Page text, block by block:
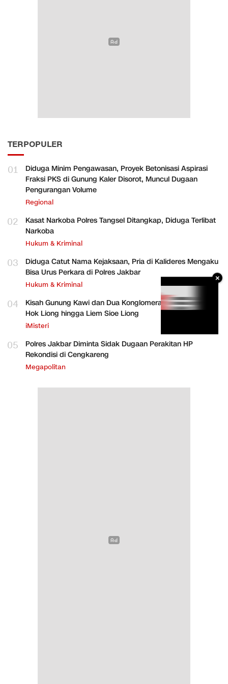
TERPOPULER
01
Diduga Minim Pengawasan, Proyek Betonisasi Aspirasi
Fraksi PKS di Gunung Kaler Disorot, Muncul Dugaan
Pengurangan Volume
Regional
02
Kasat Narkoba Polres Tangsel Ditangkap, Diduga Terlibat
Narkoba
Hukum & Kriminal
03
Diduga Catut Nama Kejaksaan, Pria di Kalideres Mengaku
Bisa Urus Perkara di Polres Jakbar
Hukum & Kriminal
04
Kisah Gunung Kawi dan Dua Konglomerat Indonesia Ong
Hok Liong hingga Liem Sioe Liong
iMisteri
05
Polres Jakbar Diminta Sidak Dugaan Perakitan HP
Rekondisi di Cengkareng
Megapolitan
×